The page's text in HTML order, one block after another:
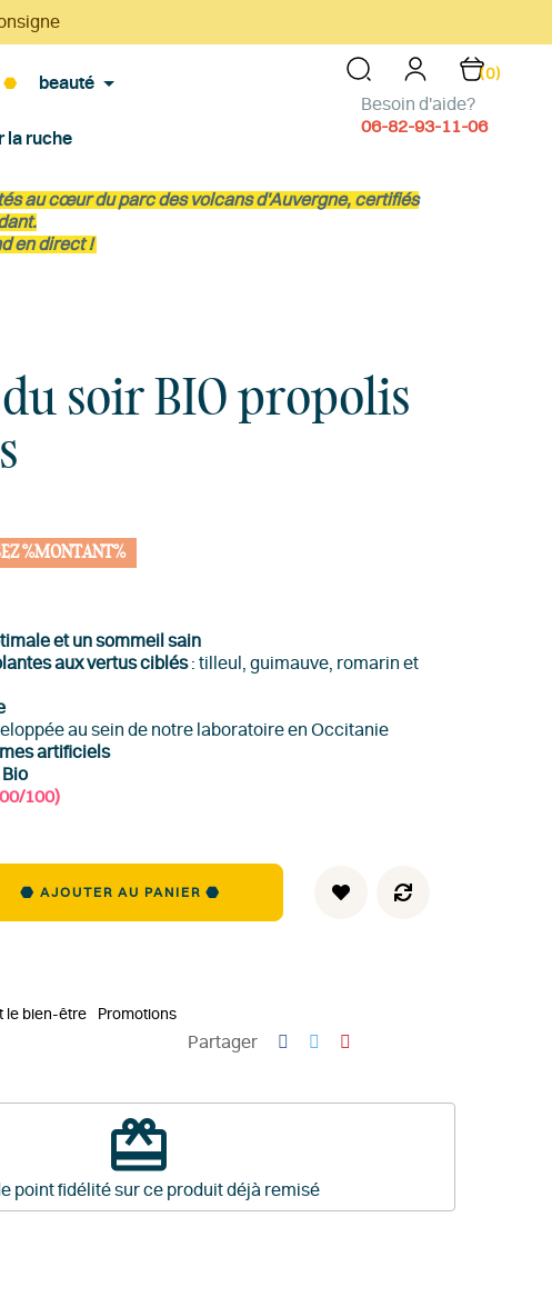
beauté
la ruche
(0)
Besoin d'aide?
06-82-93-11-06
au cœur du parc des volcans d'Auvergne, certifiés
en direct !
soir BIO propolis
%MONTANT%
et un sommeil sain
aux vertus ciblés : tilleul, guimauve, romarin et
au sein de notre laboratoire en Occitanie
artificiels
100)
AJOUTER AU PANIER
le bien-être Promotions
Partager
redeem
point fidélité sur ce produit déjà remisé